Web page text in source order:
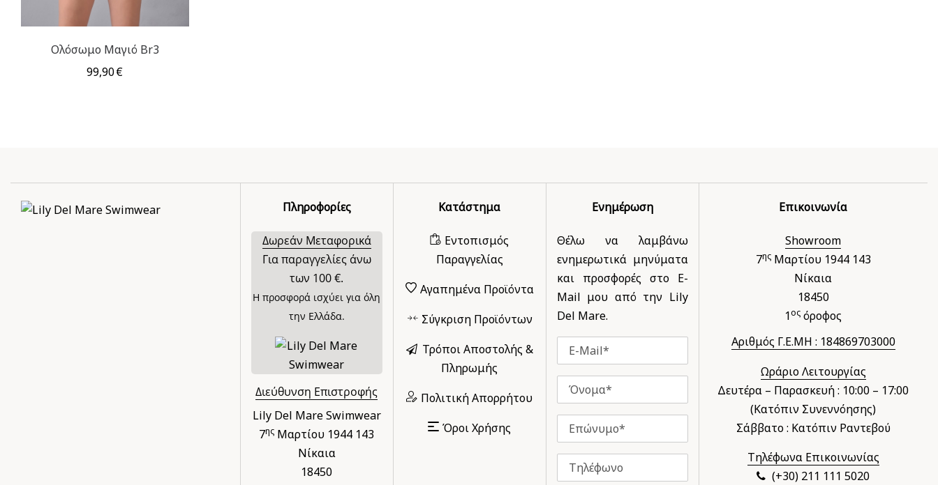
Ολόσωμο Μαγιό Br3
99,90€
Πληροφορίες
Δωρεάν Μεταφορικά
Για παραγγελίες άνω
των 100 €.
Η προσφορά ισχύει για όλη
την Ελλάδα.
Διεύθυνση Επιστροφής
Lily Del Mare Swimwear
7ης Μαρτίου 1944 143
Νίκαια
18450
Κατάστημα
Εντοπισμός
Παραγγελίας
Αγαπημένα Προϊόντα
Σύγκριση Προϊόντων
Τρόποι Αποστολής &
Πληρωμής
Πολιτική Απορρήτου
Όροι Χρήσης
Ενημέρωση
Θέλω να λαμβάνω
ενημερωτικά μηνύματα
και προσφορές στο E-
Mail μου από την Lily
Del Mare.
Επικοινωνία
Showroom
7ηςΜαρτίου 1944 143
Νίκαια
18450
1ος όροφος
Αριθμός Γ.Ε.ΜΗ : 184869703000
Ωράριο Λειτουργίας
Δευτέρα – Παρασκευή : 10:00 – 17:00
(Κατόπιν Συνεννόησης)
Σάββατο : Κατόπιν Ραντεβού
Τηλέφωνα Επικοινωνίας
(+30) 211 111 5020